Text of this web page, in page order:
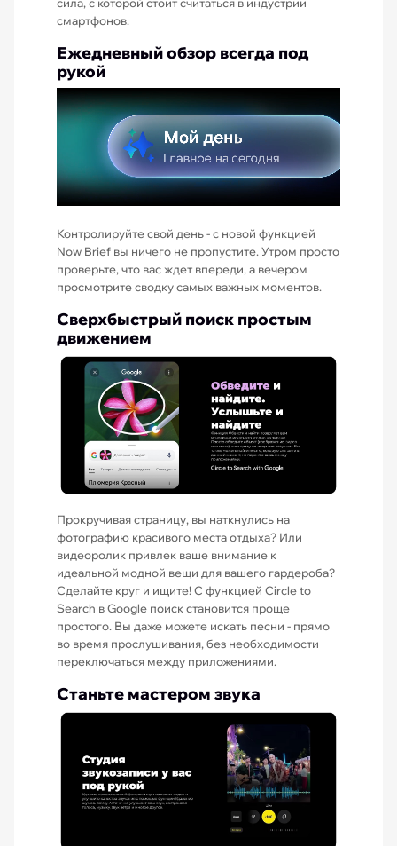
смартфонов.
Ежедневный обзор всегда под
рукой
Контролируйте свой день - с новой функцией
Now Brief вы ничего не пропустите. Утром просто
проверьте, что вас ждет впереди, а вечером
просмотрите сводку самых важных моментов.
Сверхбыстрый поиск простым
движением
Прокручивая страницу, вы наткнулись на
фотографию красивого места отдыха? Или
видеоролик привлек ваше внимание к
идеальной модной вещи для вашего гардероба?
Сделайте круг и ищите! С функцией Circle to
Search в Google поиск становится проще
простого. Вы даже можете искать песни - прямо
во время прослушивания, без необходимости
переключаться между приложениями.
Станьте мастером звука